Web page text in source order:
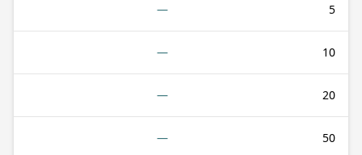
5
—
10
—
20
—
50
—